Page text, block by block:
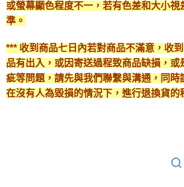
或螢幕顯色程度不一，若有色差和大小視
準。
*** 收到商品七日內若對商品不滿意，收
品有出入，或因寄送過程致商品缺損，或
疵等問題，請先與我們聯繫與溝通，同時
在沒有人為毀損的情況下，進行退換貨的